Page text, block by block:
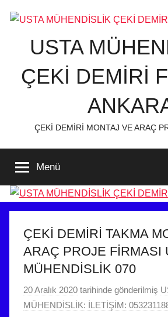
atla
USTA
ÇEKİ DEMİRİ
ÇEKİ DEMİRİ MONTAJ VE ARAÇ
Menü
ÇEKİ DEMİRİ TAKMA
ARAÇ PROJE FİRMASI
MÜHENDİSLİK 070
20 Aralık 2020 tarihinde gönderilmiş
MÜHENDİSLİK: İLETİŞİM: